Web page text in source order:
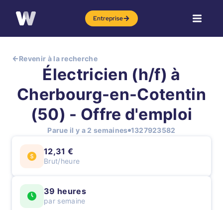
Entreprise
Revenir à la recherche
Électricien (h/f) à
Cherbourg-en-Cotentin
(50) - Offre d'emploi
Parue il y a 2 semaines 1327923582
12,31 €
Brut/heure
39 heures
par semaine